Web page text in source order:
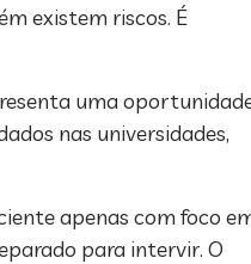
existem riscos. É
uma
nas universidades,
apenas com foco
para intervir. O